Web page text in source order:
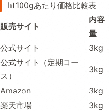
📊100gあたり価格比較表
販売サイト
内容
量
公式サイト
3kg
公式サイト（定期コー
ス）
3kg
Amazon 3kg
楽天市場
3kg